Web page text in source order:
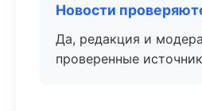
Новости
Да, редакция и
проверенные